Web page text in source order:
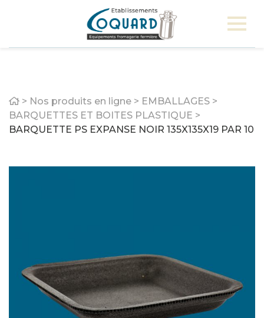
Home
> Nos produits en ligne > EMBALLAGES >
BARQUETTES ET BOITES PLASTIQUE >
BARQUETTE PS EXPANSE NOIR 135X135X19 PAR 10